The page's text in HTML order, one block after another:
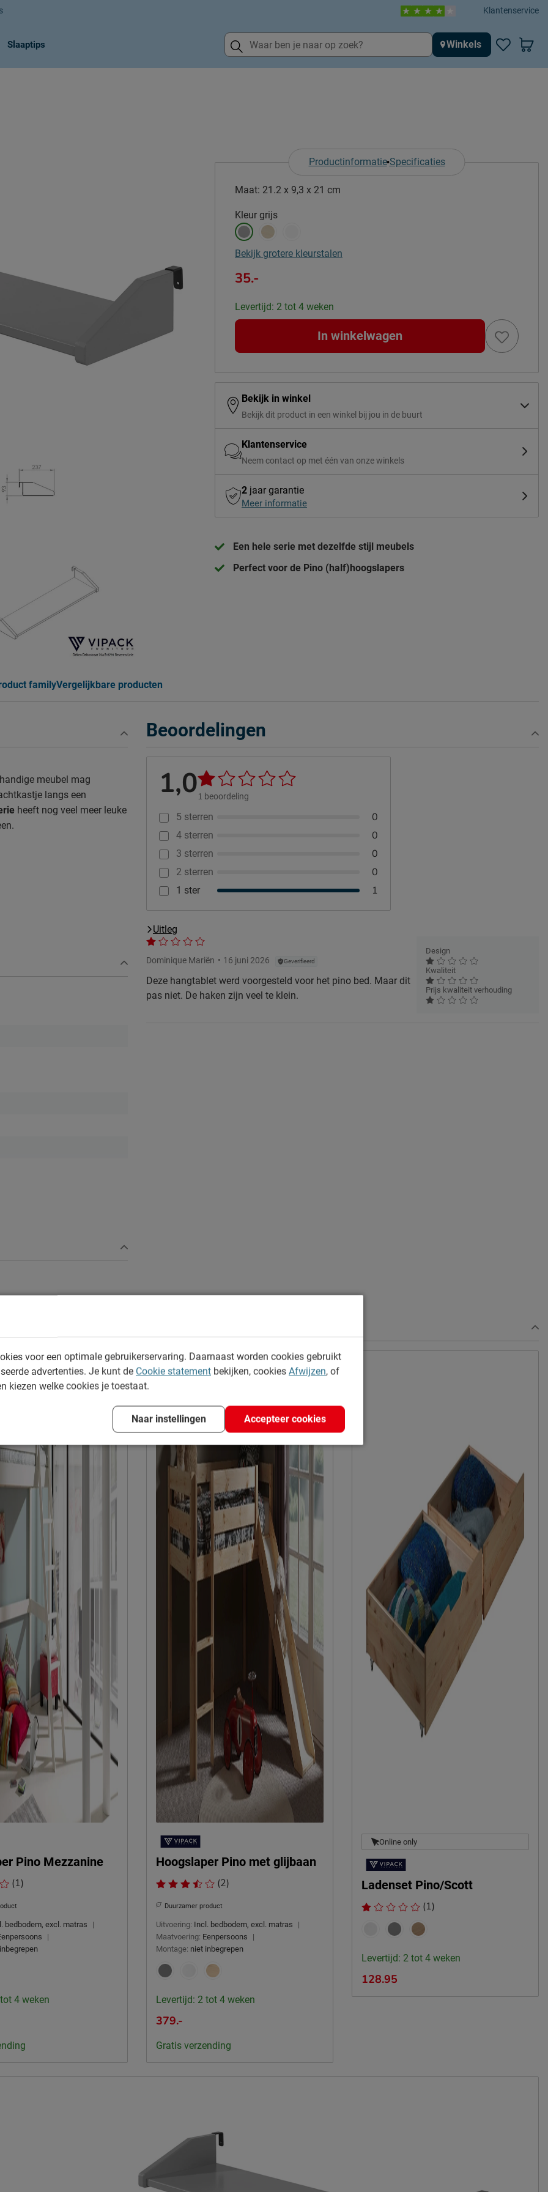
Klantenservice
Slaaptips Winkels
Productinformatie Specificaties
Maat: 21.2 x 9,3 x 21 cm
Kleur grijs
Bekijk grotere kleurstalen
35.-
Levertijd: 2 tot 4 weken
In winkelwagen
Bekijk in winkel
Bekijk dit product in een winkel bij jou in de buurt
Klantenservice
Neem contact op met één van onze winkels
2 jaar garantie
Meer informatie
Een hele serie met dezelfde stijl meubels
Perfect voor de Pino (half)hoogslapers
familyVergelijkbare producten
Beoordelingen
1,01 beoordeling
5 sterren 0
4 sterren 0
3 sterren 0
2 sterren 0
1 ster 1
Uitleg
Dominique Mariën 16 juni 2026 Geverifieerd
Deze hangtablet werd voorgesteld voor het pino bed. Maar dit
pas niet. De haken zijn veel te klein.
Design
Kwaliteit
Prijs kwaliteit verhouding
meubel mag
langs een
heeft nog veel meer leuke
51, 8710, Wielsbeke,
Pino Mezzanine
(1)
bedbodem, excl. matras
|
|
4 weken
Hoogslaper Pino met glijbaan
(2)
Duurzamer product
Uitvoering: Incl. bedbodem, excl. matras
|
Maatvoering: Eenpersoons
|
Montage: niet inbegrepen
Levertijd: 2 tot 4 weken
379.-
Gratis verzending
Online only
Ladenset Pino/Scott
(1)
Levertijd: 2 tot 4 weken
128.95
voor een optimale gebruikerservaring. Daarnaast worden cookies gebruikt
advertenties. Je kunt de Cookie statement bekijken, cookies Afwijzen, of
kiezen welke cookies je toestaat.
Naar instellingen Accepteer cookies